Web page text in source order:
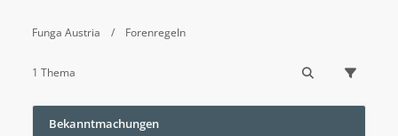
Funga Austria Forenregeln
1 Thema
Bekanntmachungen